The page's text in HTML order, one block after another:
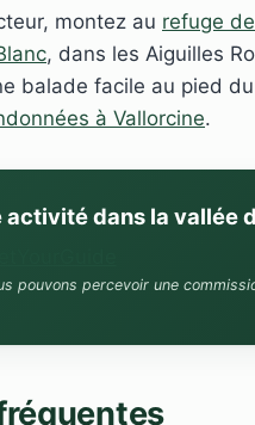
montez au refuge
, dans les Aiguilles
balade facile au pied
à Vallorcine.
activité dans la vallée
pouvons percevoir une